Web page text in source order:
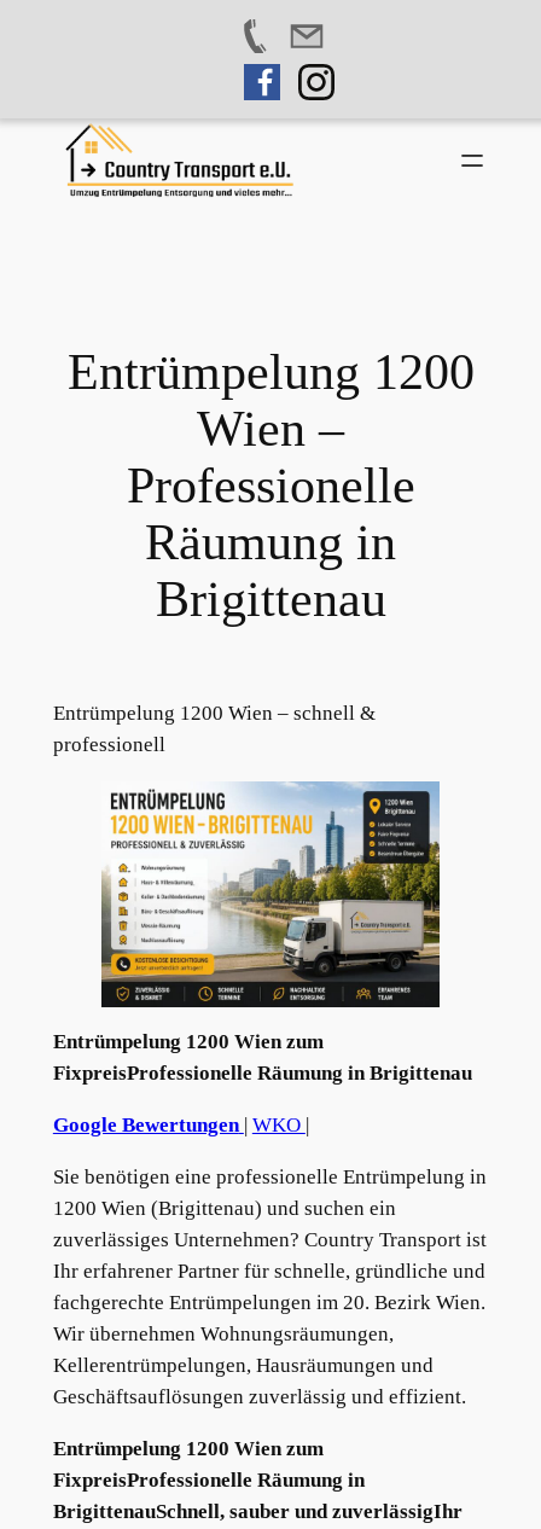
Entrümpelung 1200
Wien –
Professionelle
Räumung in
Brigittenau
Entrümpelung 1200 Wien – schnell &
professionell
Entrümpelung 1200 Wien zum
FixpreisProfessionelle Räumung in Brigittenau
Google Bewertungen WKO
Sie benötigen eine professionelle Entrümpelung in
1200 Wien (Brigittenau) und suchen ein
zuverlässiges Unternehmen? Country Transport ist
Ihr erfahrener Partner für schnelle, gründliche und
fachgerechte Entrümpelungen im 20. Bezirk Wien.
Wir übernehmen Wohnungsräumungen,
Kellerentrümpelungen, Hausräumungen und
Geschäftsauflösungen zuverlässig und effizient.
Entrümpelung 1200 Wien zum
FixpreisProfessionelle Räumung in
BrigittenauSchnell, sauber und zuverlässigIhr